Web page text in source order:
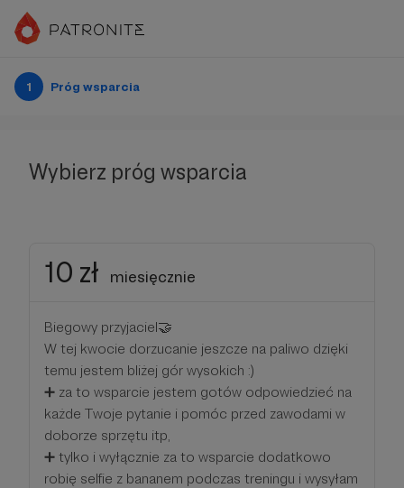
1 Próg wsparcia
Wybierz próg wsparcia
10 zł miesięcznie
Biegowy przyjaciel🤝
W tej kwocie dorzucanie jeszcze na paliwo dzięki
temu jestem bliżej gór wysokich :)
➕ za to wsparcie jestem gotów odpowiedzieć na
każde Twoje pytanie i pomóc przed zawodami w
doborze sprzętu itp,
➕ tylko i wyłącznie za to wsparcie dodatkowo
robię selfie z bananem podczas treningu i wysyłam